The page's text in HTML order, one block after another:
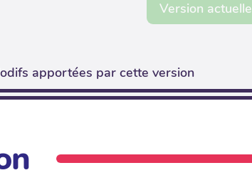
Version actuelle
apportées par cette version